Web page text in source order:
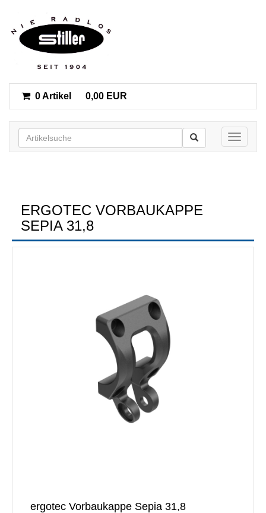
0 Artikel 0,00 EUR
Toggle
ERGOTEC VORBAUKAPPE
SEPIA 31,8
ergotec Vorbaukappe Sepia 31,8